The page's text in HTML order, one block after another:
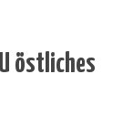
östliches